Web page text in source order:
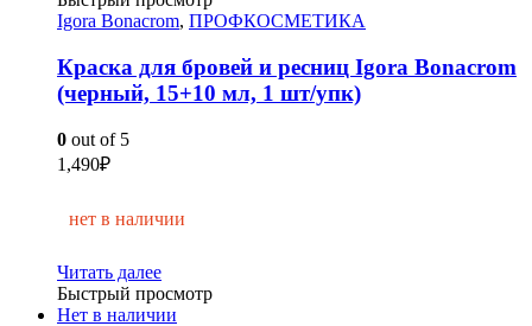
Igora Bonacrom, ПРОФКОСМЕТИКА
Краска для бровей и ресниц Igora Bonacrom
(черный, 15+10 мл, 1 шт/упк)
0 out of 5
1,490₽
нет в наличии
Читать далее
Быстрый просмотр
Нет в наличии